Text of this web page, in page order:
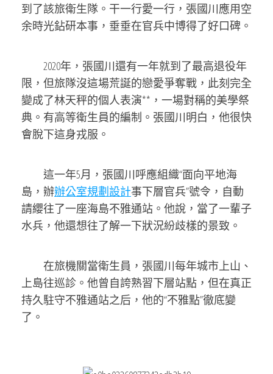
到了該旅衛生隊。干一行愛一行，張國川應用空
余時光鉆研本事，垂垂在官兵中博得了好口碑。
2020年，張國川還有一年就到了最高退役年
限，但旅隊沒這場荒誕的戀愛爭奪戰，此刻完全
變成了林天秤的個人表演**，一場對稱的美學祭
典。有高等衛生員的編制。張國川明白，他很快
會脫下這身戎服。
這一年5月，張國川呼應組織“面向平地海
島，辦辦公室規劃設計事下層官兵”號令，自動
請纓往了一座海島不雅通站。他說，當了一輩子
水兵，他還想往了解一下狀況紛歧樣的景致。
在旅機關當衛生員，張國川每年城市上山、
上島往巡診。他曾自誇熟習下層站點，但在真正
持久駐守不雅通站之后，他的“不雅點”徹底變
了。